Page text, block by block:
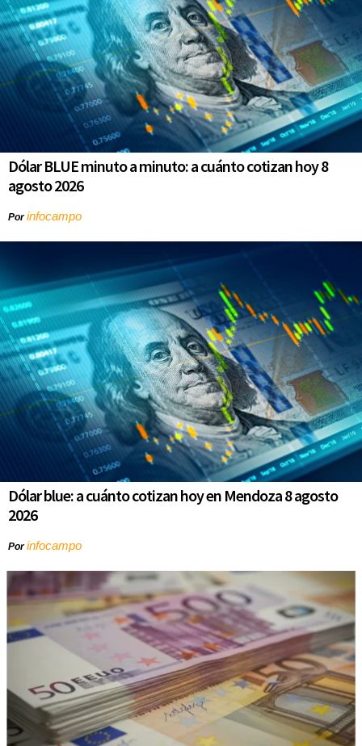
Dólar BLUE minuto a minuto: a cuánto cotizan hoy 8
agosto 2026
Porinfocampo
Dólar blue: a cuánto cotizan hoy en Mendoza 8 agosto
2026
Porinfocampo